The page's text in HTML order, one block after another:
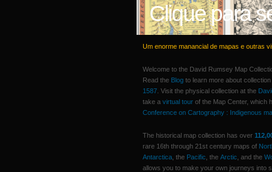
Clique para
Um enorme manancial de mapas e outras
Welcome to the David Rumsey Map
Read the Blog to learn more about
1587 . Visit the physical collection at the
take a virtual tour of the Map Center, which
Conference on Cartography : Indigenous
The historical map collection has over
rare 16th through 21st century maps of
Antarctica , the Pacific , the Arctic , and the
allows you to make your own journeys into